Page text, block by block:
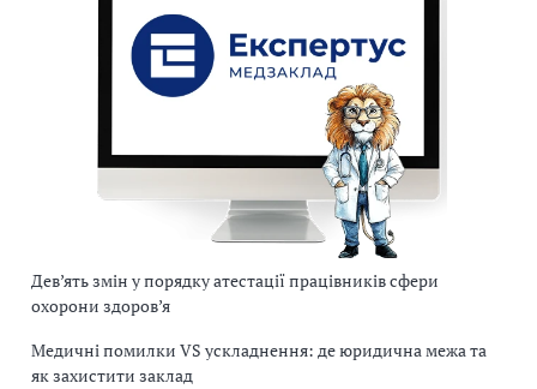
Дев’ять змін у порядку атестації працівників сфери
охорони здоров’я
Медичні помилки VS ускладнення: де юридична межа та
як захистити заклад